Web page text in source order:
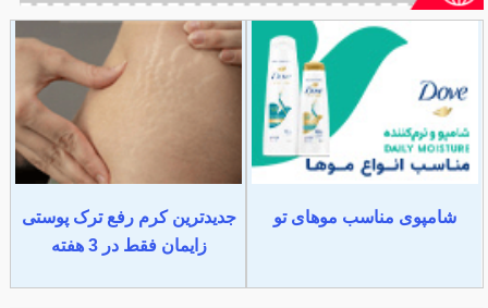
شامپوی مناسب موهای تو
جدیدترین کرم رفع ترک پوستی
زایمان فقط در 3 هفته